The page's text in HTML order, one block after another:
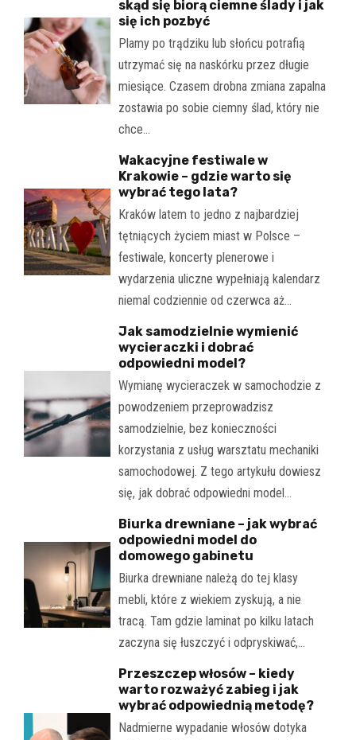
skąd się biorą ciemne ślady i jak
się ich pozbyć
Plamy po trądziku lub słońcu potrafią
utrzymać się na naskórku przez długie
miesiące. Czasem drobna zmiana zapalna
zostawia po sobie ciemny ślad, który nie
chce…
Wakacyjne festiwale w
Krakowie – gdzie warto się
wybrać tego lata?
Kraków latem to jedno z najbardziej
tętniących życiem miast w Polsce –
festiwale, koncerty plenerowe i
wydarzenia uliczne wypełniają kalendarz
niemal codziennie od czerwca aż…
Jak samodzielnie wymienić
wycieraczki i dobrać
odpowiedni model?
Wymianę wycieraczek w samochodzie z
powodzeniem przeprowadzisz
samodzielnie, bez konieczności
korzystania z usług warsztatu mechaniki
samochodowej. Z tego artykułu dowiesz
się, jak dobrać odpowiedni model…
Biurka drewniane – jak wybrać
odpowiedni model do
domowego gabinetu
Biurka drewniane należą do tej klasy
mebli, które z wiekiem zyskują, a nie
tracą. Tam gdzie laminat po kilku latach
zaczyna się łuszczyć i odpryskiwać,…
Przeszczep włosów – kiedy
warto rozważyć zabieg i jak
wybrać odpowiednią metodę?
Nadmierne wypadanie włosów dotyka